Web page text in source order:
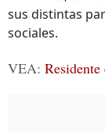
sus distintas
sociales.
VEA: